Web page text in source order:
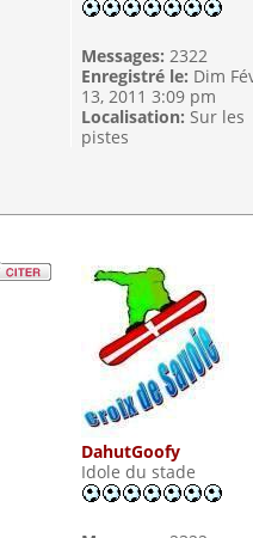
Messages: 2322
Enregistré le: Dim
13, 2011 3:09 pm
Localisation: Sur les
pistes
DahutGoofy
Idole du stade